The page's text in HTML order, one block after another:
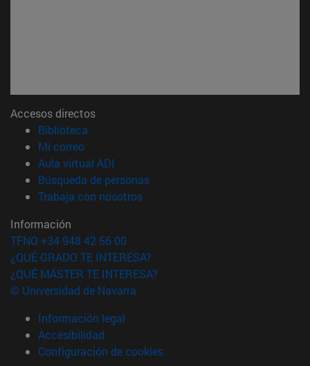
Accesos directos
Biblioteca
Mi correo(abre en nueva ventana)
Aula virtual ADI
Búsqueda de personas(abre en nueva ventana)
Trabaja con nosotros(abre en nueva ventana)
Información
TFNO +34 948 42 56 00
¿QUÉ GRADO TE INTERESA?
¿QUÉ MÁSTER TE INTERESA?
© Universidad de Navarra
Información legal
Accesibilidad
Configuración de cookies